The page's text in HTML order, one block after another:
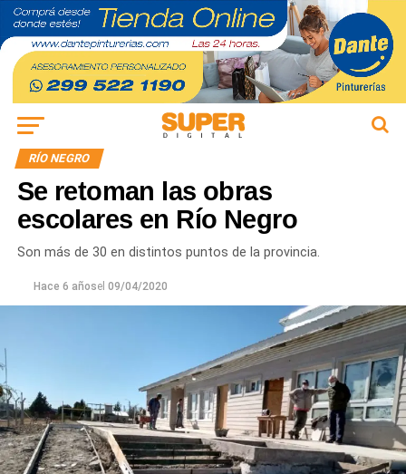
RÍO NEGRO
Se retoman las obras
escolares en Río Negro
Son más de 30 en distintos puntos de la provincia.
Hace 6 añosel 09/04/2020